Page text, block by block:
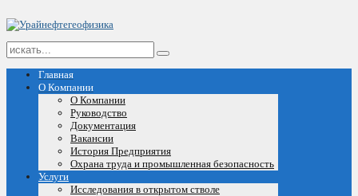
Главная
О Компании
О Компании
Руководство
Документация
Вакансии
История Предприятия
Охрана труда и промышленная безопасность
Услуги
Исследования в открытом стволе